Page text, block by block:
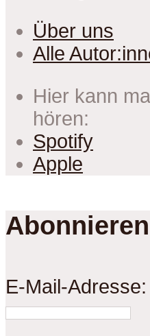
Über uns
Alle
Hier kann
hören:
Spotify
Apple
Abonnieren
E-Mail-Adresse: